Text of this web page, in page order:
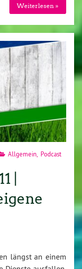
Weiterlesen »
Allgemein Podcast
|
längst an einem